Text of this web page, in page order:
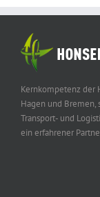
Kernkompetenz der
Hagen und
Transport- und
ein erfahrener